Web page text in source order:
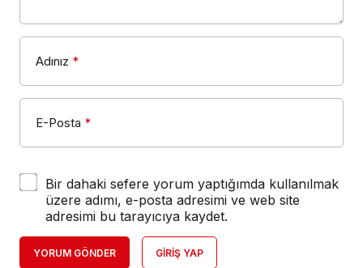
Adınız *
E-Posta *
Bir dahaki sefere yorum yaptığımda kullanılmak
üzere adımı, e-posta adresimi ve web site
adresimi bu tarayıcıya kaydet.
YORUM GÖNDER GIRIŞ YAP